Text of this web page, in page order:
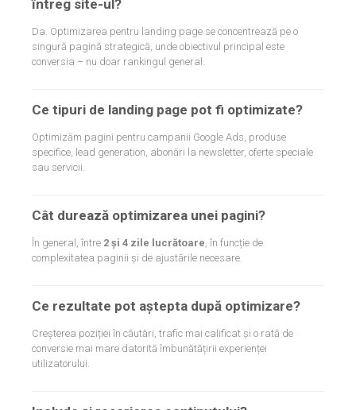
întreg site-ul?
Da. Optimizarea pentru landing page se concentrează pe o
singură pagină strategică, unde obiectivul principal este
conversia – nu doar rankingul general.
Ce tipuri de landing page pot fi optimizate?
Optimizăm pagini pentru campanii Google Ads, produse
specifice, lead generation, abonări la newsletter, oferte speciale
sau servicii.
Cât durează optimizarea unei pagini?
În general, între 2 și 4 zile lucrătoare, în funcție de
complexitatea paginii și de ajustările necesare.
Ce rezultate pot aștepta după optimizare?
Creșterea poziției în căutări, trafic mai calificat și o rată de
conversie mai mare datorită îmbunătățirii experienței
utilizatorului.